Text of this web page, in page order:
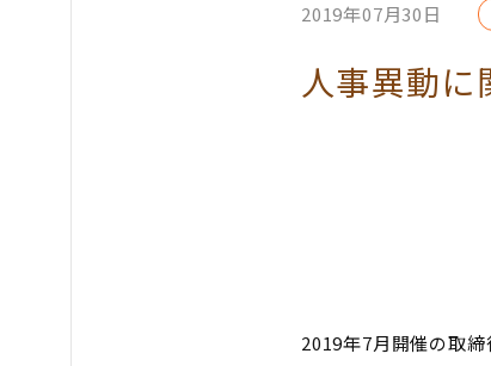
2019年07月30日
人事異動に
2019年7月開催の取